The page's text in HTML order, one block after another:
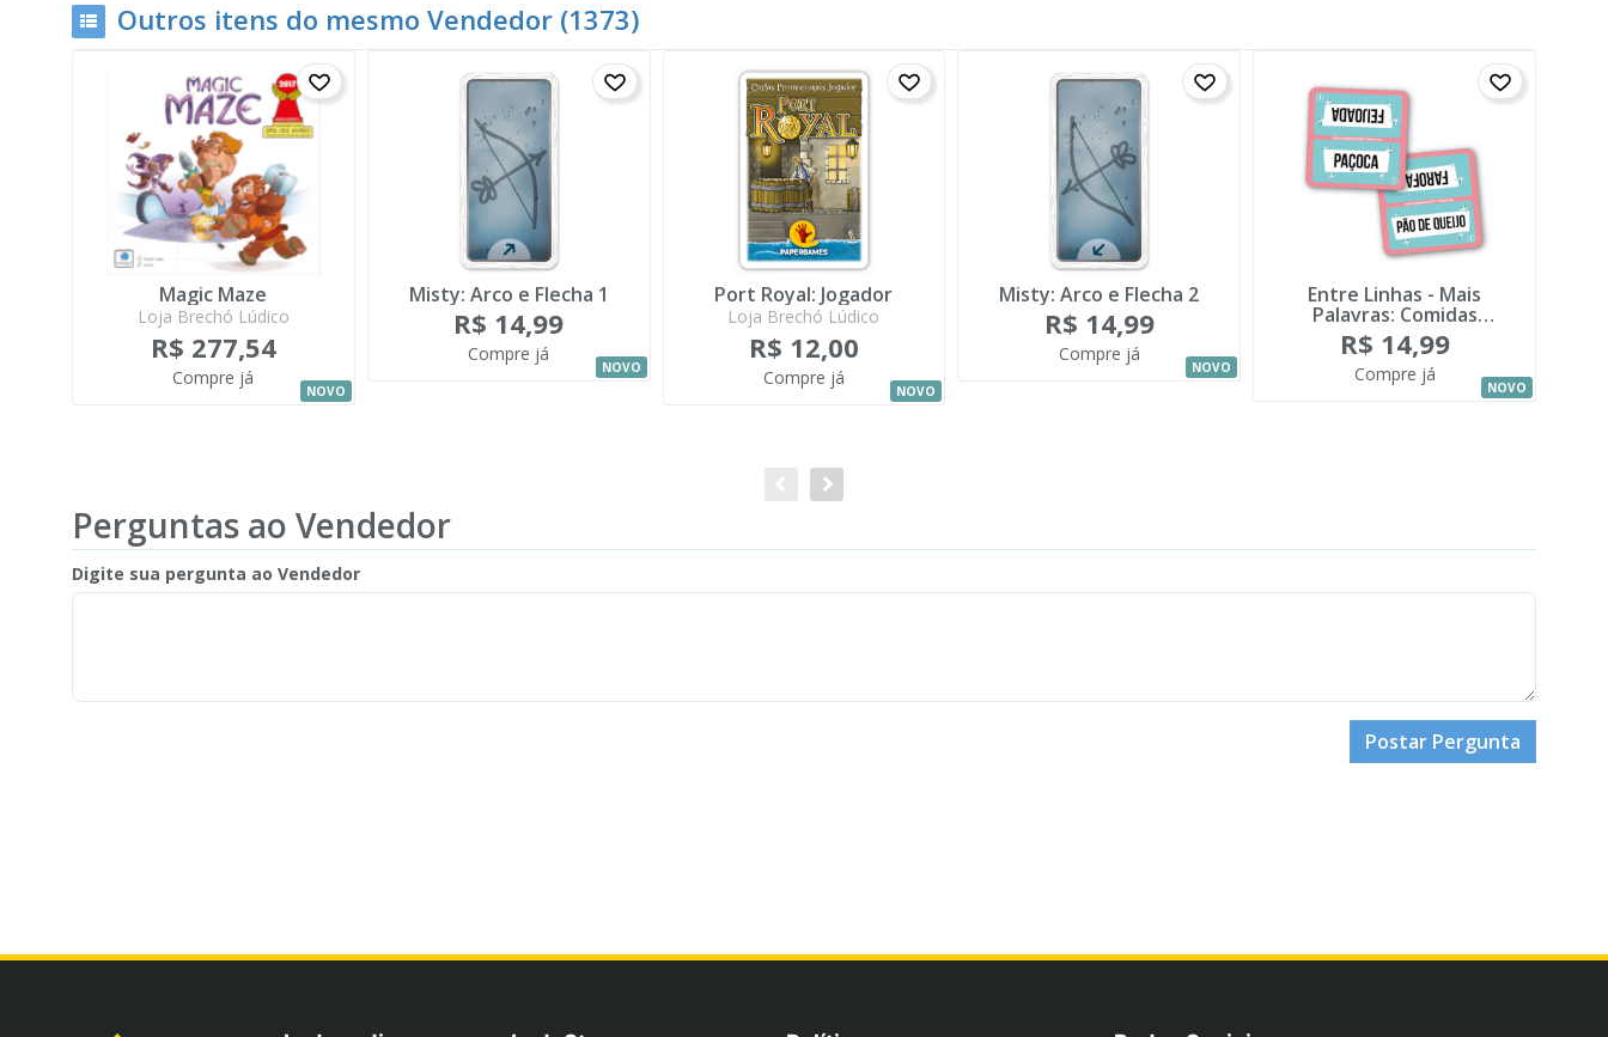
Outros itens do mesmo Vendedor (1373)
NOVO
Magic Maze
Loja Brechó Lúdico
R$ 277,54
Compre já NOVO
Misty: Arco e Flecha 1
R$ 14,99
Compre já
NOVO
Port Royal: Jogador
Loja Brechó Lúdico
R$ 12,00
Compre já NOVO
Misty: Arco e Flecha 2
R$ 14,99
Compre já
NOVO
Entre Linhas - Mais
Palavras: Comidas
Brasileiras
R$ 14,99
Compre já
Perguntas ao Vendedor
Digite sua pergunta ao Vendedor